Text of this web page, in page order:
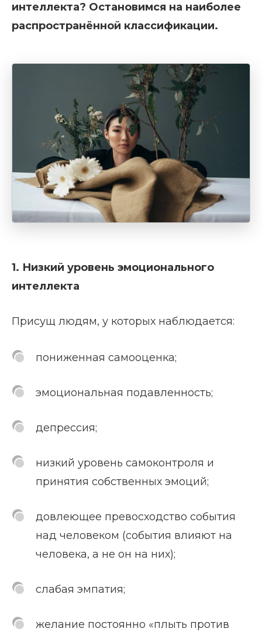
интеллекта? Остановимся на наиболее
распространённой классификации.
1. Низкий уровень эмоционального
интеллекта
Присущ людям, у которых наблюдается:
пониженная самооценка;
эмоциональная подавленность;
депрессия;
низкий уровень самоконтроля и
принятия собственных эмоций;
довлеющее превосходство события
над человеком (события влияют на
человека, а не он на них);
слабая эмпатия;
желание постоянно «плыть против